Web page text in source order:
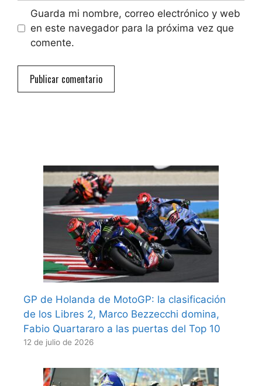
Guarda mi nombre, correo electrónico y web
en este navegador para la próxima vez que
comente.
GP de Holanda de MotoGP: la clasificación
de los Libres 2, Marco Bezzecchi domina,
Fabio Quartararo a las puertas del Top 10
12 de julio de 2026